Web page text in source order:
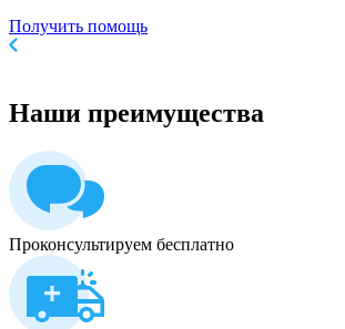
Получить помощь
Наши преимущества
Проконсультируем бесплатно